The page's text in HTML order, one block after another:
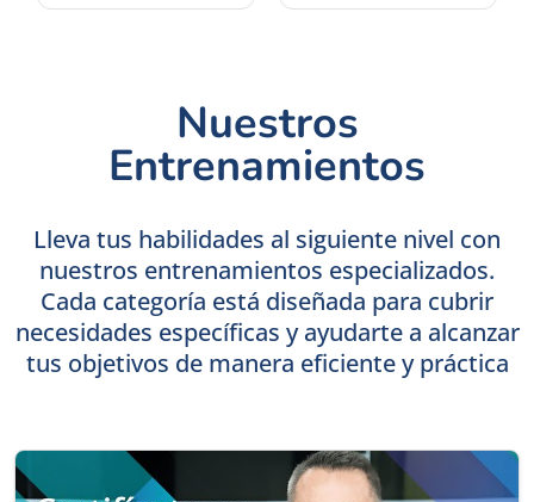
Nuestros
Entrenamientos
Lleva tus habilidades al siguiente nivel con
nuestros entrenamientos especializados.
Cada categoría está diseñada para cubrir
necesidades específicas y ayudarte a alcanzar
tus objetivos de manera eficiente y práctica